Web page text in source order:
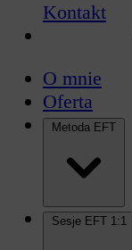
Kontakt
O mnie
Oferta
Metoda EFT
Sesje EFT 1:1